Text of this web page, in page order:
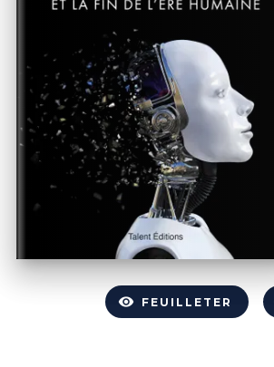
visibility FEUILLETER